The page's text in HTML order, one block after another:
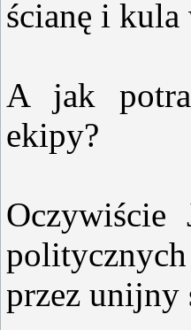
ścianę i kula
A jak
ekipy?
przez unijny